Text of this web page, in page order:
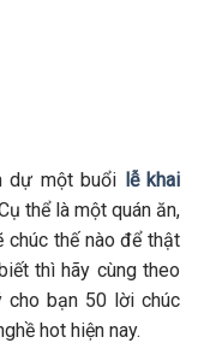
dự một buổi lễ khai
thể là một quán ăn,
chúc thế nào để thật
thì hãy cùng theo
cho bạn 50 lời chúc
hot hiện nay.